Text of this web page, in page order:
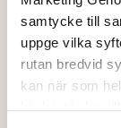
samtycke till
uppge vilka
rutan bredvid
kan när som
klicka på den